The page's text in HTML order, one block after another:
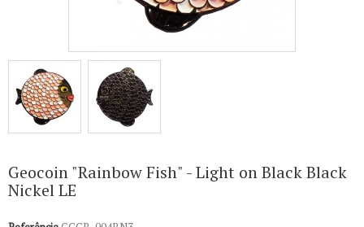
Geocoin "Rainbow Fish" - Light on Black Black
Nickel LE